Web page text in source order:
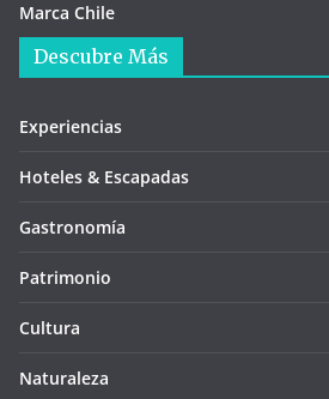
Marca Chile
Descubre Más
Experiencias
Hoteles & Escapadas
Gastronomía
Patrimonio
Cultura
Naturaleza